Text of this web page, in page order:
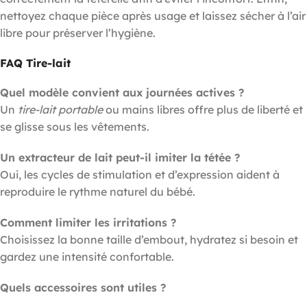
nettoyez chaque pièce après usage et laissez sécher à l’air
libre pour préserver l’hygiène.
FAQ Tire-lait
Quel modèle convient aux journées actives ?
Un tire-lait portableou mains libres offre plus de liberté et
se glisse sous les vêtements.
Un extracteur de lait peut-il imiter la tétée ?
Oui, les cycles de stimulation et d’expression aident à
reproduire le rythme naturel du bébé.
Comment limiter les irritations ?
Choisissez la bonne taille d’embout, hydratez si besoin et
gardez une intensité confortable.
Quels accessoires sont utiles ?